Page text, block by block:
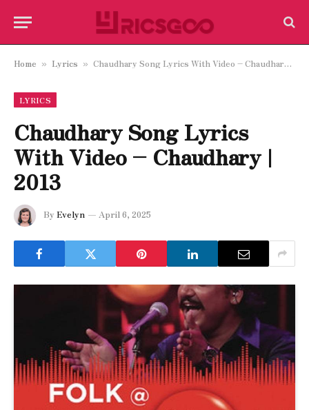
Home » Lyrics » Chaudhary Song Lyrics With Video – Chaudhary | 2013
LYRICS
Chaudhary Song Lyrics
With Video – Chaudhary |
2013
By Evelyn April 6, 2025